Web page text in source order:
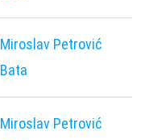
Miroslav Petrović
Bata
Miroslav Petrović